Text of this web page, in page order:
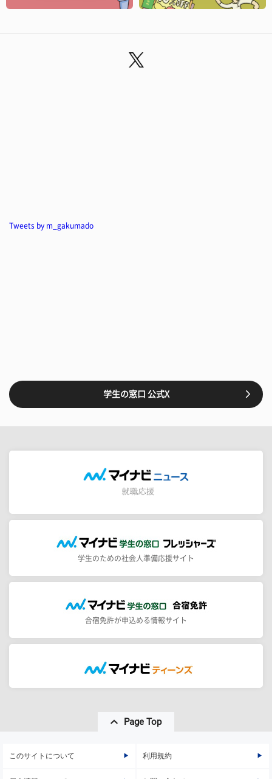
Tweets by m_gakumado
学生の窓口 公式X
学生のための社会人準備応援サイト
合宿免許が申込める情報サイト
Page Top
このサイトについて 利用規約